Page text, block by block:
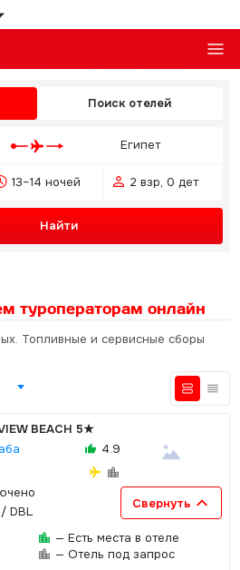
Поиск отелей
Египет
13–14 ночей 2 взр, 0 дет
Найти
туроператорам онлайн
Топливные и сервисные сборы
BEACH 5★
4.9
DBL
Свернуть
— Есть места в отеле
— Отель под запрос